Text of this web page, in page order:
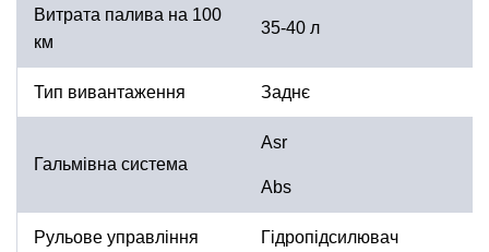
Витрата палива на 100
км
35-40 л
Тип вивантаження Заднє
Гальмівна система
Asr
Abs
Рульове управління Гідропідсилювач